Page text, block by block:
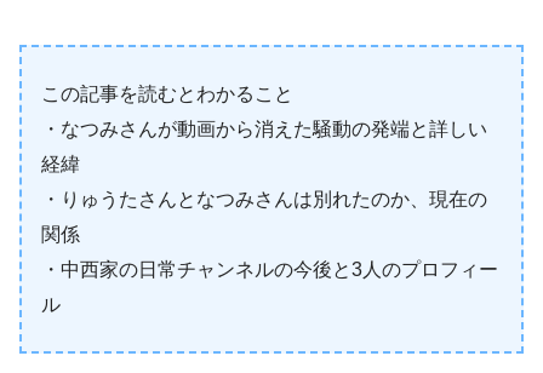
この記事を読むとわかること
・なつみさんが動画から消えた騒動の発端と詳しい
経緯
・りゅうたさんとなつみさんは別れたのか、現在の
関係
・中西家の日常チャンネルの今後と3人のプロフィー
ル